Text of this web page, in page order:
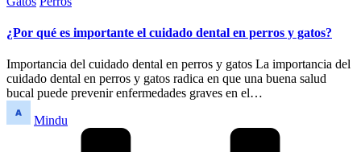
¿Por qué es importante el cuidado dental en perros y gatos?
Importancia del cuidado dental en perros y gatos La importancia del
cuidado dental en perros y gatos radica en que una buena salud
bucal puede prevenir enfermedades graves en el…
Publicado
Mindu